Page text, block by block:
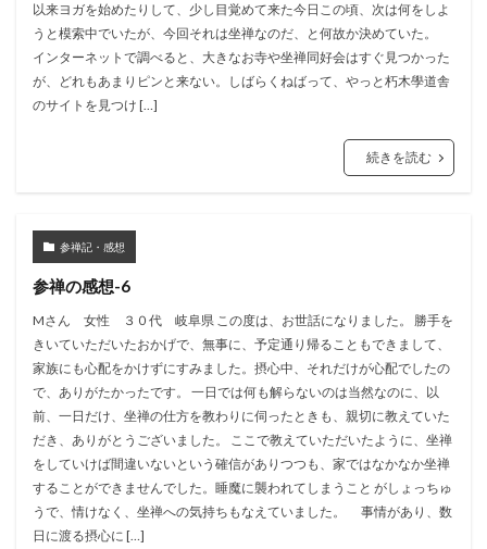
以来ヨガを始めたりして、少し目覚めて来た今日この頃、次は何をしよ
うと模索中でいたが、今回それは坐禅なのだ、と何故か決めていた。
インターネットで調べると、大きなお寺や坐禅同好会はすぐ見つかった
が、どれもあまりピンと来ない。しばらくねばって、やっと朽木學道舎
のサイトを見つけ […]
続きを読む
参禅記・感想
参禅の感想-6
Mさん 女性 ３０代 岐阜県 この度は、お世話になりました。 勝手を
きいていただいたおかげで、無事に、予定通り帰ることもできまして、
家族にも心配をかけずにすみました。摂心中、それだけが心配でしたの
で、ありがたかったです。 一日では何も解らないのは当然なのに、以
前、一日だけ、坐禅の仕方を教わりに伺ったときも、親切に教えていた
だき、ありがとうございました。 ここで教えていただいたように、坐禅
をしていけば間違いないという確信がありつつも、家ではなかなか坐禅
することができませんでした。睡魔に襲われてしまうこと がしょっちゅ
うで、情けなく、坐禅への気持ちもなえていました。 事情があり、数
日に渡る摂心に […]